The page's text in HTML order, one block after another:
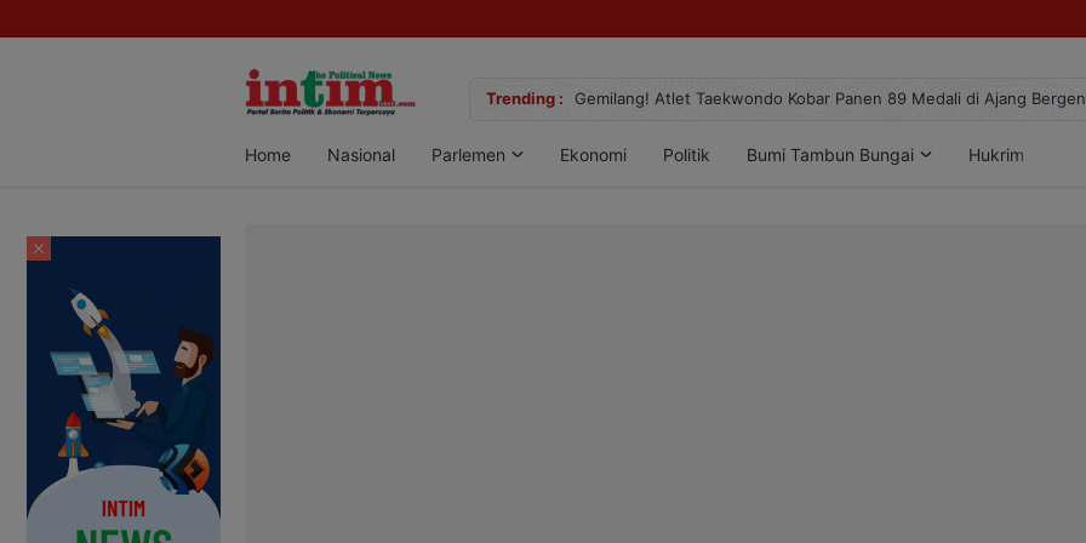
Trending :
Sabu di Pangkalan Bun, Dua Pelaku Diamankan Gemilang! Atlet Taekwondo Kobar Panen 89 Medali di Ajang
Home Nasional Parlemen Ekonomi Politik Bumi Tambun Bungai Hukrim